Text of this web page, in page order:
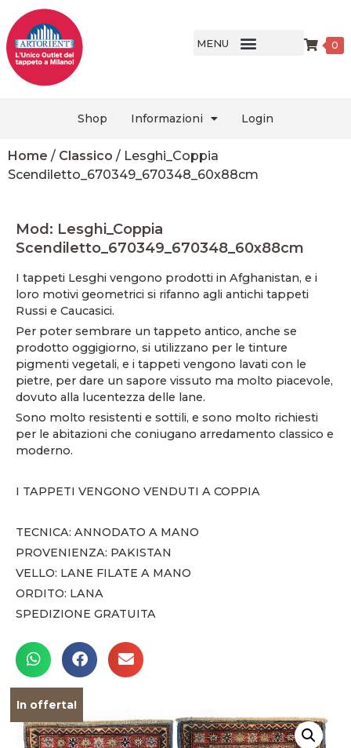
MENU 0
Shop Informazioni Login
Home / Classico / Lesghi_Coppia
Scendiletto_670349_670348_60x88cm
Mod: Lesghi_Coppia
Scendiletto_670349_670348_60x88cm
I tappeti Lesghi vengono prodotti in Afghanistan, e i
loro motivi geometrici si rifanno agli antichi tappeti
Russi e Caucasici.
Per poter sembrare un tappeto antico, anche se
prodotto oggigiorno, si utilizzano per le tinture
pigmenti vegetali, e i tappeti vengono lavati con le
pietre, per dare un sapore vissuto ma molto piacevole,
dovuto alla lucentezza delle lane.
Sono molto resistenti e sottili, e sono molto richiesti
per le abitazioni che coniugano arredamento classico e
moderno.
I TAPPETI VENGONO VENDUTI A COPPIA
TECNICA: ANNODATO A MANO
PROVENIENZA: PAKISTAN
VELLO: LANE FILATE A MANO
ORDITO: LANA
SPEDIZIONE GRATUITA
In offerta!